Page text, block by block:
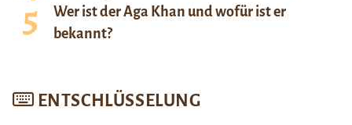
Wer ist der Aga Khan und wofür ist er
bekannt?
ENTSCHLÜSSELUNG